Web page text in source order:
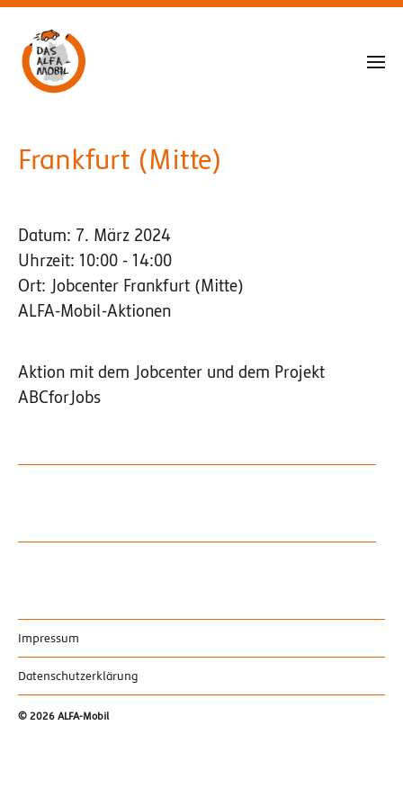
Frankfurt (Mitte)
Datum: 7. März 2024
Uhrzeit: 10:00 - 14:00
Ort: Jobcenter Frankfurt (Mitte)
ALFA-Mobil-Aktionen
Aktion mit dem Jobcenter und dem Projekt
ABCforJobs
Impressum
Datenschutzerklärung
© 2026 ALFA-Mobil